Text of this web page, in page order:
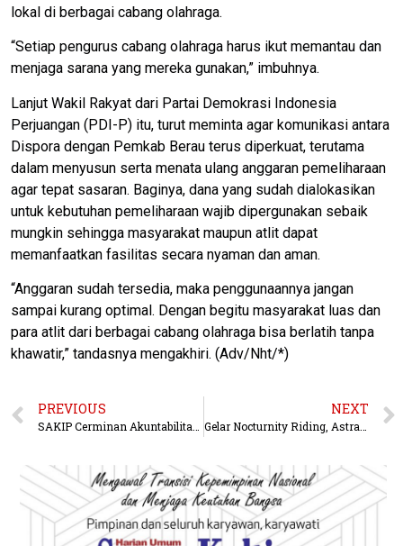
lokal di berbagai cabang olahraga.
“Setiap pengurus cabang olahraga harus ikut memantau dan
menjaga sarana yang mereka gunakan,” imbuhnya.
Lanjut Wakil Rakyat dari Partai Demokrasi Indonesia
Perjuangan (PDI-P) itu, turut meminta agar komunikasi antara
Dispora dengan Pemkab Berau terus diperkuat, terutama
dalam menyusun serta menata ulang anggaran pemeliharaan
agar tepat sasaran. Baginya, dana yang sudah dialokasikan
untuk kebutuhan pemeliharaan wajib dipergunakan sebaik
mungkin sehingga masyarakat maupun atlit dapat
memanfaatkan fasilitas secara nyaman dan aman.
“Anggaran sudah tersedia, maka penggunaannya jangan
sampai kurang optimal. Dengan begitu masyarakat luas dan
para atlit dari berbagai cabang olahraga bisa berlatih tanpa
khawatir,” tandasnya mengakhiri. (Adv/Nht/*)
PREVIOUS NEXT